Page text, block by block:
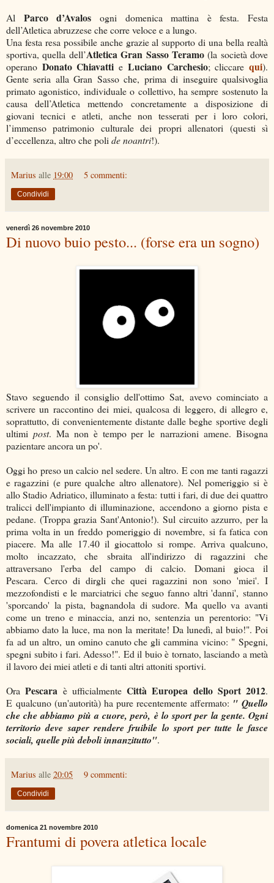
Al Parco d’Avalos ogni domenica mattina è festa. Festa
dell’Atletica abruzzese che corre veloce e a lungo.
Una festa resa possibile anche grazie al supporto di una bella realtà
sportiva, quella dell’Atletica Gran Sasso Teramo(la società dove
operano Donato Chiavatti e Luciano Carchesio; cliccarequi).
Gente seria alla Gran Sasso che, prima di inseguire qualsivoglia
primato agonistico, individuale o collettivo, ha sempre sostenuto la
causa dell’Atletica mettendo concretamente a disposizione di
giovani tecnici e atleti, anche non tesserati per i loro colori,
l’immenso patrimonio culturale dei propri allenatori (questi sì
d’eccellenza, altro che poli de noantri!).
Marius alle 19:00 5 commenti:
Condividi
venerdì 26 novembre 2010
Di nuovo buio pesto... (forse era un sogno)
Stavo seguendo il consiglio dell'ottimo Sat, avevo cominciato a
scrivere un raccontino dei miei, qualcosa di leggero, di allegro e,
soprattutto, di convenientemente distante dalle beghe sportive degli
ultimi post. Ma non è tempo per le narrazioni amene. Bisogna
pazientare ancora un po'.
Oggi ho preso un calcio nel sedere. Un altro. E con me tanti ragazzi
e ragazzini (e pure qualche altro allenatore). Nel pomeriggio si è
allo Stadio Adriatico, illuminato a festa: tutti i fari, di due dei quattro
tralicci dell'impianto di illuminazione, accendono a giorno pista e
pedane. (Troppa grazia Sant'Antonio!). Sul circuito azzurro, per la
prima volta in un freddo pomeriggio di novembre, si fa fatica con
piacere. Ma alle 17.40 il giocattolo si rompe. Arriva qualcuno,
molto incazzato, che sbraita all'indirizzo di ragazzini che
attraversano l'erba del campo di calcio. Domani gioca il
Pescara. Cerco di dirgli che quei ragazzini non sono 'miei'. I
mezzofondisti e le marciatrici che seguo fanno altri 'danni', stanno
'sporcando' la pista, bagnandola di sudore. Ma quello va avanti
come un treno e minaccia, anzi no, sentenzia un perentorio: "Vi
abbiamo dato la luce, ma non la meritate! Da lunedì, al buio!". Poi
fa ad un altro, un omino canuto che gli cammina vicino: " Spegni,
spegni subito i fari. Adesso!". Ed il buio è tornato, lasciando a metà
il lavoro dei miei atleti e di tanti altri attoniti sportivi.
OraPescara è ufficialmente Città Europea dello Sport 2012.
E qualcuno (un'autorità) ha pure recentemente affermato: " Quello
che che abbiamo più a cuore, però, è lo sport per la gente. Ogni
territorio deve saper rendere fruibile lo sport per tutte le fasce
sociali, quelle più deboli innanzitutto".
Marius alle 20:05 9 commenti:
Condividi
domenica 21 novembre 2010
Frantumi di povera atletica locale